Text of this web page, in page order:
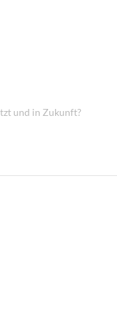
und in Zukunft?